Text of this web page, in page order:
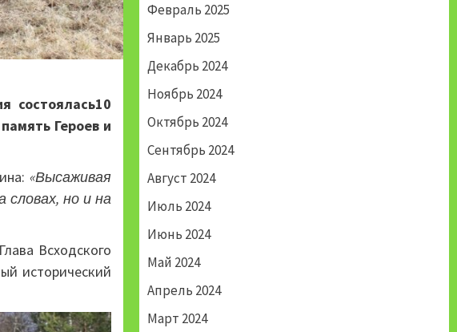
состоялась10
Героев и
«Высаживая
но и на
Всходского
исторический
Февраль 2025
Январь 2025
Декабрь 2024
Ноябрь 2024
Октябрь 2024
Сентябрь 2024
Август 2024
Июль 2024
Июнь 2024
Май 2024
Апрель 2024
Март 2024